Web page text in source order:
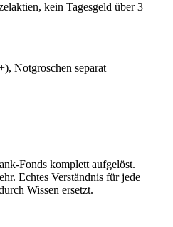
kein Tagesgeld über 3
Notgroschen separat
Fonds komplett aufgelöst.
Echtes Verständnis für jede
Wissen ersetzt.